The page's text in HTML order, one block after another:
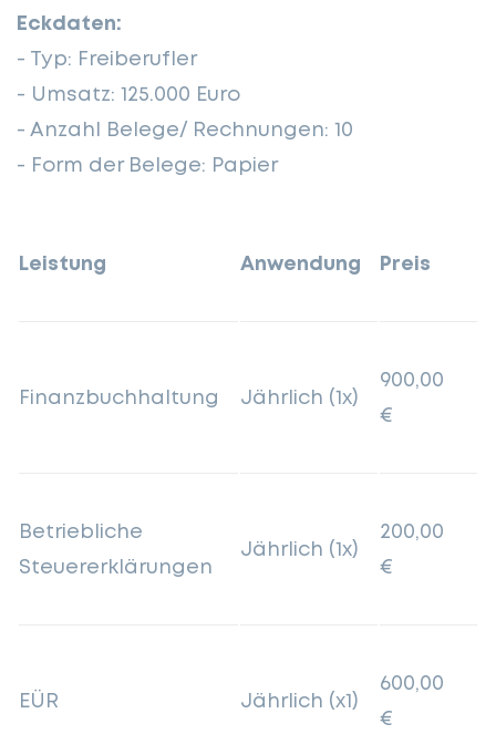
Eckdaten:
- Typ: Freiberufler
- Umsatz: 125.000 Euro
- Anzahl Belege/ Rechnungen: 10
- Form der Belege: Papier
Leistung Anwendung Preis
Finanzbuchhaltung Jährlich (1x)
900,00
€
Betriebliche
Steuererklärungen
Jährlich (1x)
200,00
€
EÜR Jährlich (x1)
600,00
€